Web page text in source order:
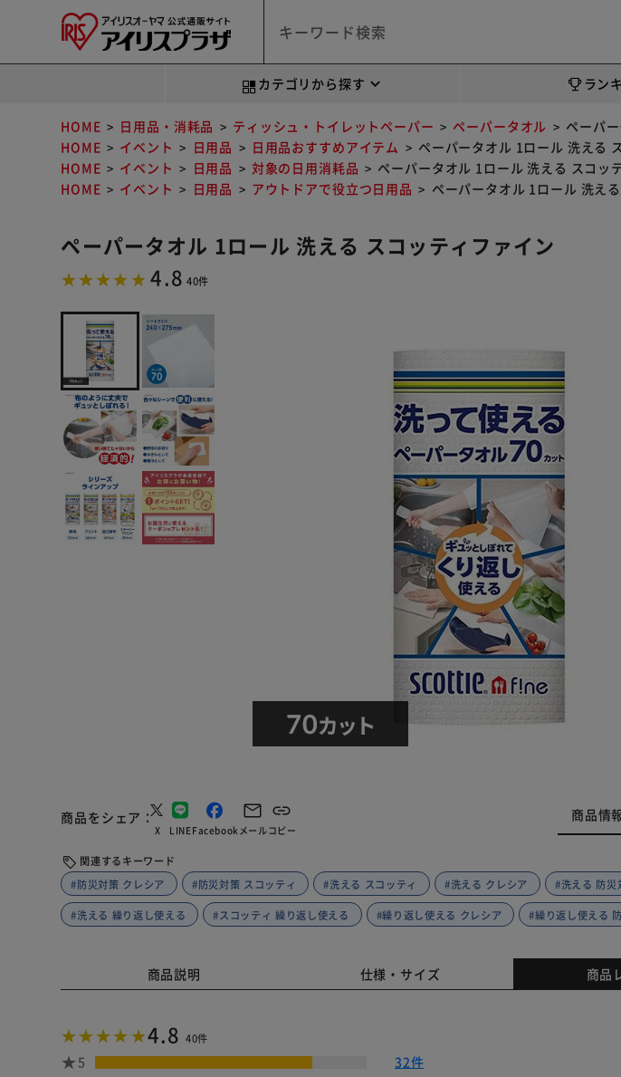
カテゴリから探す ラン
HOME 日用品・消耗品 ティッシュ・トイレットペーパー ペーパータオル
ペーパ
HOME
イベント 日用品 日用品おすすめアイテム
ペーパータオル 1ロール 洗える
HOME
イベント 日用品 対象の日用消耗品
ペーパータオル 1ロール 洗える スコッ
HOME
イベント 日用品 アウトドアで役立つ日用品 ペーパータオル 1ロール 洗え
ペーパータオル 1ロール 洗える スコッティファイン
4.8 40件
商品をシェア
X LINEFacebookメールコピー
商品情
関連するキーワード
#防災対策 クレシア
#防災対策 スコッティ #洗える スコッティ #洗える クレシア #洗える 防災
#洗える 繰り返し使える #スコッティ 繰り返し使える #繰り返し使える クレシア #繰り返し使える
商品説明 仕様・サイズ 商品
4.8 40件
5
32件